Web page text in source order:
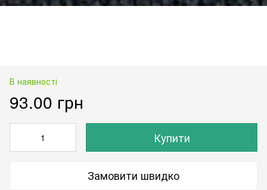
В наявності
93.00 грн
Купити
Замовити швидко